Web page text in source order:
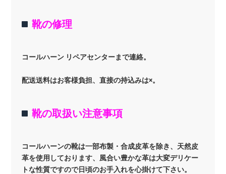
靴の修理
コールハーン リペアセンターまで連絡。
配送送料はお客様負担、直接の持込みは×。
靴の取扱い注意事項
コールハーンの靴は一部布製・合成皮革を除き、天然皮
革を使用しております、風合い豊かな革は大変デリケー
トな性質ですので日頃のお手入れを心掛けて下さい。